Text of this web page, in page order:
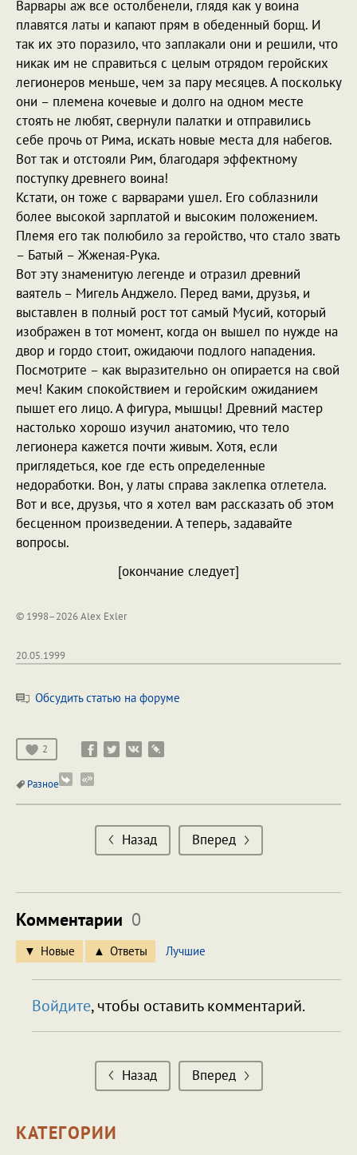
Варвары аж все остолбенели, глядя как у воина
плавятся латы и капают прям в обеденный борщ. И
так их это поразило, что заплакали они и решили, что
никак им не справиться с целым отрядом геройских
легионеров меньше, чем за пару месяцев. А поскольку
они – племена кочевые и долго на одном месте
стоять не любят, свернули палатки и отправились
себе прочь от Рима, искать новые места для набегов.
Вот так и отстояли Рим, благодаря эффектному
поступку древнего воина!
Кстати, он тоже с варварами ушел. Его соблазнили
более высокой зарплатой и высоким положением.
Племя его так полюбило за геройство, что стало звать
– Батый – Жженая-Рука.
Вот эту знаменитую легенде и отразил древний
ваятель – Мигель Анджело. Перед вами, друзья, и
выставлен в полный рост тот самый Мусий, который
изображен в тот момент, когда он вышел по нужде на
двор и гордо стоит, ожидаючи подлого нападения.
Посмотрите – как выразительно он опирается на свой
меч! Каким спокойствием и геройским ожиданием
пышет его лицо. А фигура, мышцы! Древний мастер
настолько хорошо изучил анатомию, что тело
легионера кажется почти живым. Хотя, если
приглядеться, кое где есть определенные
недоработки. Вон, у латы справа заклепка отлетела.
Вот и все, друзья, что я хотел вам рассказать об этом
бесценном произведении. А теперь, задавайте
вопросы.
[окончание следует]
© 1998–2026 Alex Exler
20.05.1999
Обсудить статью на форуме
2
Разное
Назад Вперед
Комментарии 0
Новые Ответы Лучшие
Войдите, чтобы оставить комментарий.
Назад Вперед
КАТЕГОРИИ